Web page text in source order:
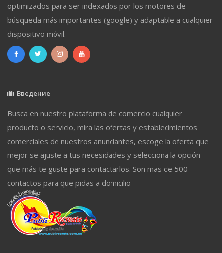
optimizados para ser indexados por los motores de
búsqueda más importantes (google) y adaptable a cualquier
dispositivo móvil.
Введение
Busca en nuestro plataforma de comercio cualquier
producto o servicio, mira las ofertas y establecimientos
comerciales de nuestros anunciantes, escoge la oferta que
mejor se ajuste a tus necesidades y selecciona la opción
que más te guste para contactarlos. Son mas de 500
contactos para que pidas a domicilio